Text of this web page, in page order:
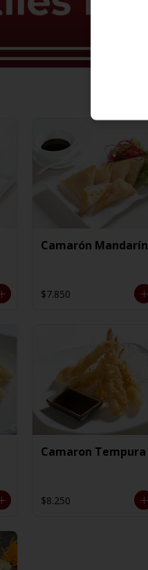
Camarón Mandarín
$7.850
Camaron Tempura
$8.250